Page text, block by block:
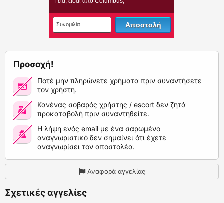
Προσοχή!
Ποτέ μην πληρώνετε χρήματα πριν συναντήσετε
τον χρήστη.
Κανένας σοβαρός χρήστης / escort δεν ζητά
προκαταβολή πριν συναντηθείτε.
Η λήψη ενός email με ένα σαρωμένο
αναγνωριστικό δεν σημαίνει ότι έχετε
αναγνωρίσει τον αποστολέα.
Αναφορά αγγελίας
Σχετικές αγγελίες